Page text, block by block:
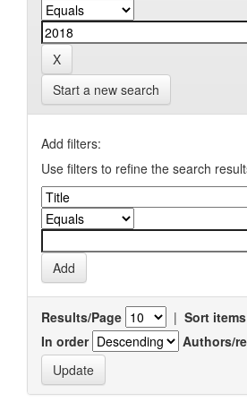
Start a new search
Add filters:
Use filters to refine the search
Results/Page | Sort
In order
Authors/